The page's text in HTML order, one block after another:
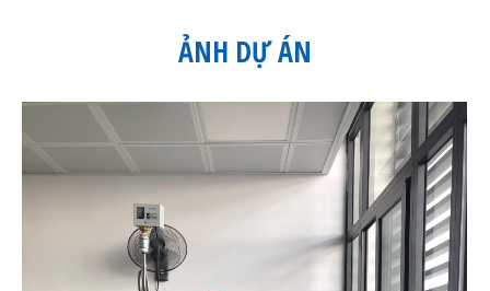
ẢNH DỰ ÁN